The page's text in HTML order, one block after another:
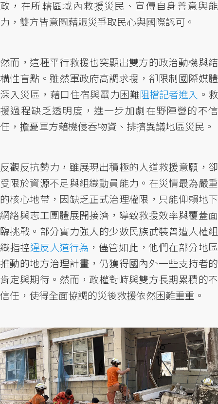
政，在所轄區域內救援災民、宣傳自身善意與能
力，雙方皆意圖藉賑災爭取民心與國際認可。
然而，這種平行救援也突顯出雙方的政治動機與結
構性盲點。雖然軍政府高調求援，卻限制國際媒體
深入災區，藉口住宿與電力困難阻擋記者進入 。救
援過程缺乏透明度，進一步加劇在野陣營的不信
任，擔憂軍方藉機侵吞物資、排擠異議地區災民。
反觀反抗勢力，雖展現出積極的人道救援意願，卻
受限於資源不足與組織動員能力。在災情最為嚴重
的核心地帶，因缺乏正式治理權限，只能仰賴地下
網絡與志工團體展開接濟，導致救援效率與覆蓋面
臨挑戰。部分實力強大的少數民族武裝曾遭人權組
織指控違反人道行為 ，儘管如此，他們在部分地區
推動的地方治理計畫，仍獲得國內外一些支持者的
肯定與期待。然而，政權對峙與雙方長期累積的不
信任，使得全面協調的災後救援依然困難重重。